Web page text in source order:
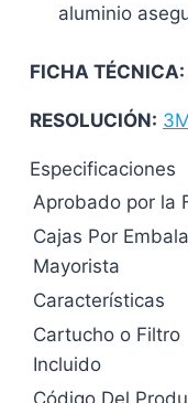
aluminio
FICHA TÉCNICA:
RESOLUCIÓN:
Especificaciones
Aprobado por la
Cajas Por
Mayorista
Características
Cartucho o Filtro
Incluido
Código Del